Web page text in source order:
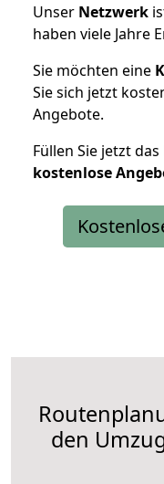
Unser Netzwerk
haben viele Jahre
Sie möchten eine
Sie sich jetzt
Angebote.
Füllen Sie jetzt
kostenlose
den